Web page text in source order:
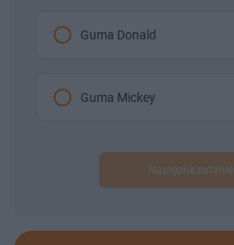
Guma Donald
Guma Mickey
Następne pytanie